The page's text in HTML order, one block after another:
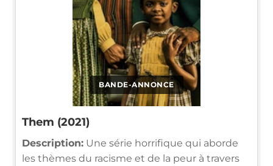
BANDE-ANNONCE
Them (2021)
Description: Une série horrifique qui aborde
les thèmes du racisme et de la peur à travers